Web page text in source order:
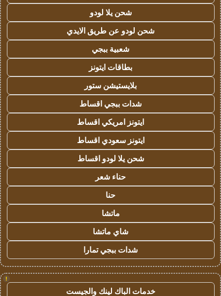
شحن يلا لودو
شحن لودو عن طريق الايدي
شعبية ببجي
بطاقات ايتونز
بلايستيشن ستور
شدات ببجي اقساط
ايتونز امريكي اقساط
ايتونز سعودي اقساط
شحن يلا لودو اقساط
حناء شعر
حنا
ماتشا
شاي ماتشا
شدات ببجي تمارا
!
خدمات الباك لينك والجيست